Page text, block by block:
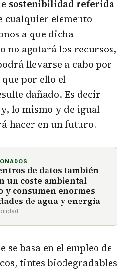
sostenibilidad referida
cualquier elemento
a que dicha
no agotará los recursos,
llevarse a cabo por
por ello el
dañado. Es decir
lo mismo y de igual
hacer en un futuro.
de datos también
un coste ambiental
y consumen enormes
de agua y energía
se basa en el empleo de
tintes biodegradables